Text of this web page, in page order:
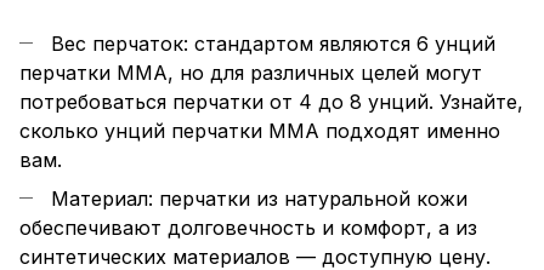
Вес перчаток: стандартом являются 6 унций
перчатки MMA, но для различных целей могут
потребоваться перчатки от 4 до 8 унций. Узнайте,
сколько унций перчатки ММА подходят именно
вам.
Материал: перчатки из натуральной кожи
обеспечивают долговечность и комфорт, а из
синтетических материалов — доступную цену.